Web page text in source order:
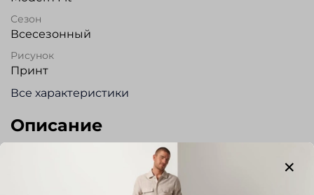
Сезон
Всесезонный
Рисунок
Принт
Все характеристики
Описание
Сорочка для повседневной носки, прямого
силуэта из высококачественного хлопка. На
спинке два защипа. Без кармана. На рукаве